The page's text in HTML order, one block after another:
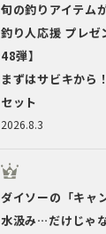
2026.8.3
旬の釣りアイテム
釣り人応援 プレゼ
48弾】
まずはサビキから
セット
ダイソーの「キャ
水汲み…だけじゃ